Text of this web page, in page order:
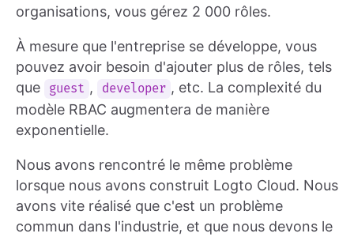
organisations, vous gérez 2 000 rôles.
À mesure que l'entreprise se développe, vous
pouvez avoir besoin d'ajouter plus de rôles, tels
que
guest , developer , etc. La complexité du
modèle RBAC augmentera de manière
exponentielle.
Nous avons rencontré le même problème
lorsque nous avons construit Logto Cloud. Nous
avons vite réalisé que c'est un problème
commun dans l'industrie, et que nous devons le